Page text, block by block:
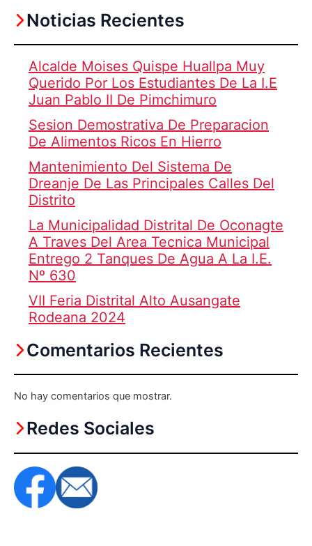
Noticias Recientes
Alcalde Moises Quispe Huallpa Muy
Querido Por Los Estudiantes De La I.E
Juan Pablo II De Pimchimuro
Sesion Demostrativa De Preparacion
De Alimentos Ricos En Hierro
Mantenimiento Del Sistema De
Dreanje De Las Principales Calles Del
Distrito
La Municipalidad Distrital De Oconagte
A Traves Del Area Tecnica Municipal
Entrego 2 Tanques De Agua A La I.E.
Nº 630
VII Feria Distrital Alto Ausangate
Rodeana 2024
Comentarios Recientes
No hay comentarios que mostrar.
Redes Sociales